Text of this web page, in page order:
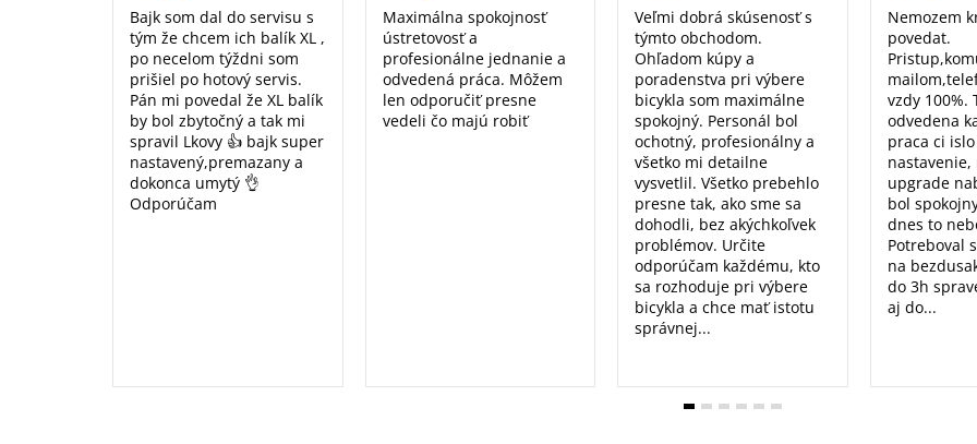
Bajk som dal do servisu s
tým že chcem ich balík XL ,
po necelom týždni som
prišiel po hotový servis.
Pán mi povedal že XL balík
by bol zbytočný a tak mi
spravil Lkovy 👍 bajk super
nastavený,premazany a
dokonca umytý 👌
Odporúčam
Maximálna spokojnosť
ústretovosť a
profesionálne jednanie a
odvedená práca. Môžem
len odporučiť presne
vedeli čo majú robiť
Veľmi dobrá skúsenosť s
týmto obchodom.
Ohľadom kúpy a
poradenstva pri výbere
bicykla som maximálne
spokojný. Personál bol
ochotný, profesionálny a
všetko mi detailne
vysvetlil. Všetko prebehlo
presne tak, ako sme sa
dohodli, bez akýchkoľvek
problémov. Určite
odporúčam každému, kto
sa rozhoduje pri výbere
bicykla a chce mať istotu
správnej...
Nemozem
povedat.
vzdy 100%.
odvedena
praca ci
nastavenie,
upgrade
bol
dnes to
Potreboval
na
do 3h
aj do...